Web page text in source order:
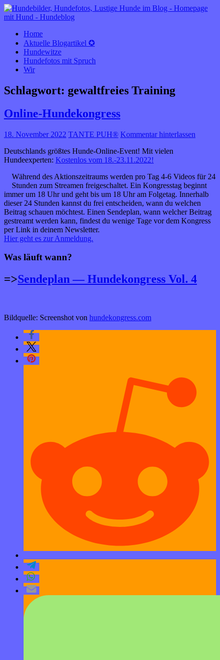
HUNDEBLOG óÔÔò ʕ·͡ᴥ·ʔ óÔÔò
rund um den Hund
Home
Aktuelle Blogartikel ✪
Hundewitze
Hundefotos mit Spruch
Wir
Schlagwort: gewaltfreies Training
Online-Hundekongress
18. November 2022 TANTE PUH® Kommentar hinterlassen
Deutschlands größtes Hunde-Online-Event! Mit vielen
Hundeexperten: Kostenlos vom 18.-23.11.2022!
Während des Aktionszeitraums werden pro Tag 4-6 Videos für 24
Stunden zum Streamen freigeschaltet. Ein Kongresstag beginnt
immer um 18 Uhr und geht bis um 18 Uhr am Folgetag. Innerhalb
dieser 24 Stunden kannst du frei entscheiden, wann du welchen
Beitrag schauen möchtest. Einen Sendeplan, wann welcher Beitrag
gestreamt werden kann, findest du wenige Tage vor dem Kongress
per Link in deinem Newsletter.
Hier geht es zur Anmeldung.
Was läuft wann?
=>Sendeplan — Hundekongress Vol. 4
Bildquelle: Screenshot von hundekongress.com